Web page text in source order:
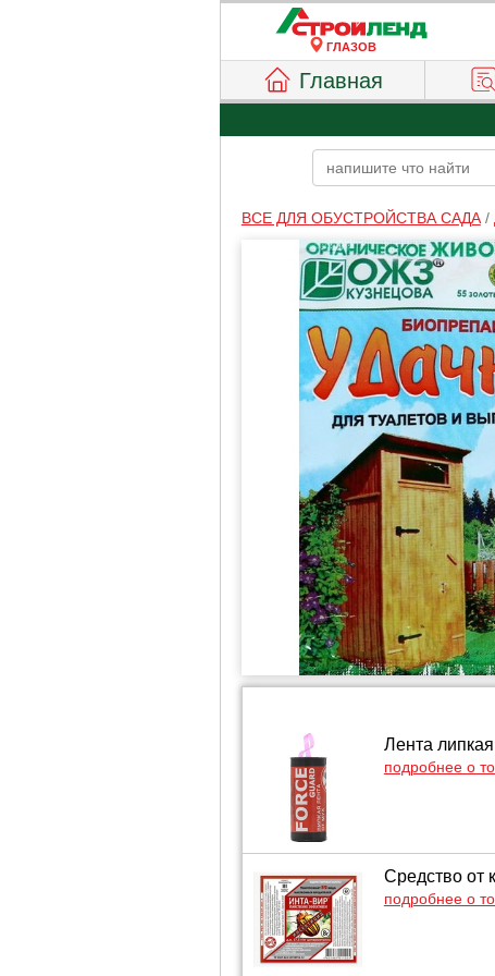
ГЛАЗОВ
Главная
ВСЕ ДЛЯ ОБУСТРОЙСТВА САДА/
Лента
подробнее о
Средство от
подробнее о